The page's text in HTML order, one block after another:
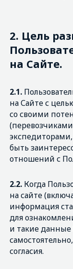
2. Цель
на Сайте.
2.1.
на Сайте с
со своими
быть
отношений с
2.2. Когда
на сайте
информация
для
и такие данные
согласия.